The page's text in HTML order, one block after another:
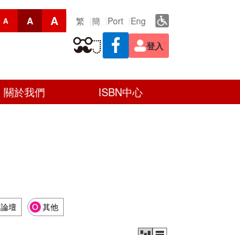
A A A 繁 簡 Port Eng
登入
關於我們 ISBN中心
論壇 其他